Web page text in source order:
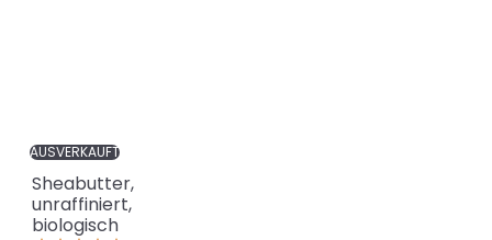
AUSVERKAUFT
Sheabutter,
unraffiniert,
biologisch